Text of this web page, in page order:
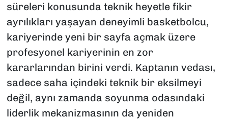
süreleri konusunda teknik heyetle fikir
ayrılıkları yaşayan deneyimli basketbolcu,
kariyerinde yeni bir sayfa açmak üzere
profesyonel kariyerinin en zor
kararlarından birini verdi. Kaptanın vedası,
sadece saha içindeki teknik bir eksilmeyi
değil, aynı zamanda soyunma odasındaki
liderlik mekanizmasının da yeniden